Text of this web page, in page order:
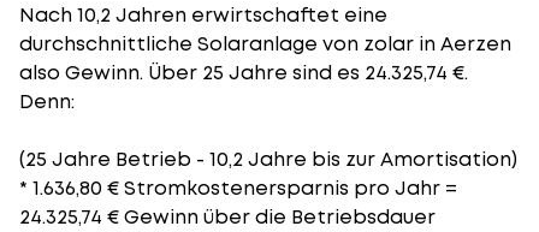
Nach 10,2 Jahren erwirtschaftet eine
durchschnittliche Solaranlage von zolar in Aerzen
also Gewinn. Über 25 Jahre sind es 24.325,74 €.
Denn:
(25 Jahre Betrieb - 10,2 Jahre bis zur Amortisation)
* 1.636,80 € Stromkostenersparnis pro Jahr =
24.325,74 € Gewinn über die Betriebsdauer